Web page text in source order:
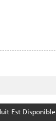
Est Disponible